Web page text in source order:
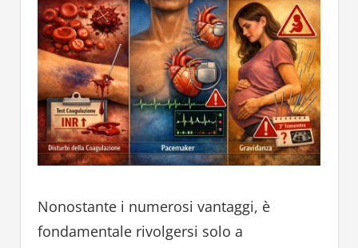
Nonostante i numerosi vantaggi, è
fondamentale rivolgersi solo a